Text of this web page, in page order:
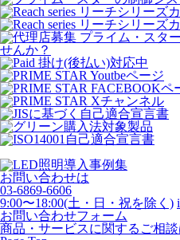
お問い合わせは
03-6869-6606
9:00〜18:00(土・日・祝を除く)
お問い合わせフォーム
商品・サービスに関するご相